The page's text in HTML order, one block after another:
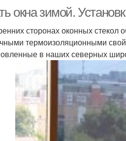
окна зимой.
сторонах оконных стекол
термоизоляционными
в наших северных